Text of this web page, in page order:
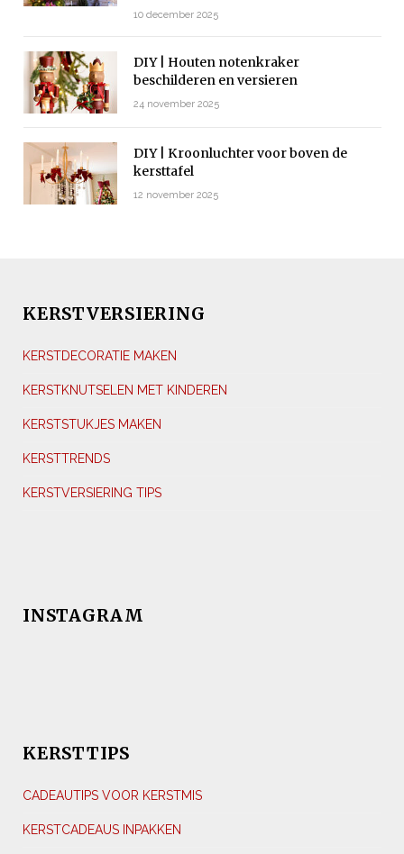
10 december 2025
DIY | Houten notenkraker
beschilderen en versieren
24 november 2025
DIY | Kroonluchter voor boven de
kersttafel
12 november 2025
KERSTVERSIERING
KERSTDECORATIE MAKEN
KERSTKNUTSELEN MET KINDEREN
KERSTSTUKJES MAKEN
KERSTTRENDS
KERSTVERSIERING TIPS
INSTAGRAM
KERSTTIPS
CADEAUTIPS VOOR KERSTMIS
KERSTCADEAUS INPAKKEN